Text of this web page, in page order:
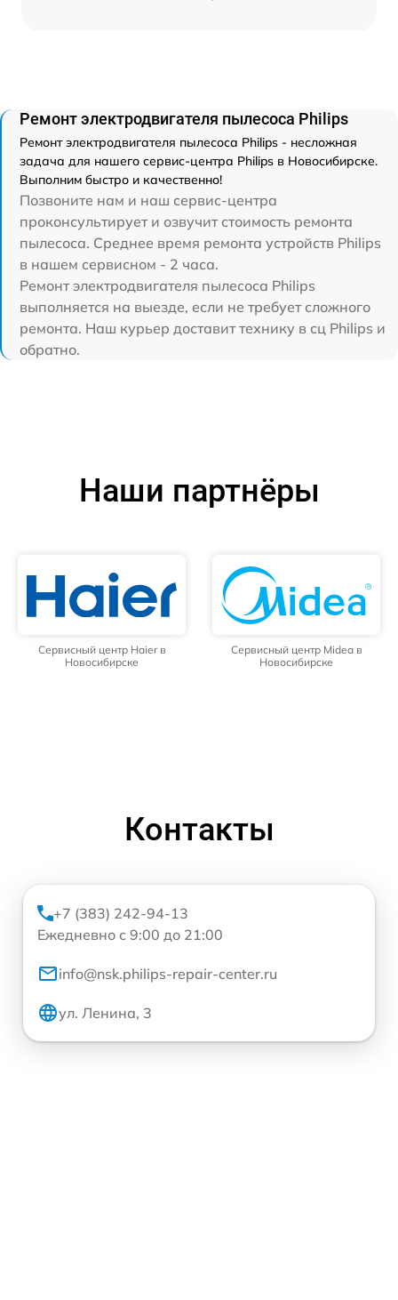
Ремонт электродвигателя пылесоса Philips
Ремонт электродвигателя пылесоса Philips - несложная
задача для нашего сервис-центра Philips в Новосибирске.
Выполним быстро и качественно!
Позвоните нам и наш сервис-центра
проконсультирует и озвучит стоимость ремонта
пылесоса. Среднее время ремонта устройств Philips
в нашем сервисном - 2 часа.
Ремонт электродвигателя пылесоса Philips
выполняется на выезде, если не требует сложного
ремонта. Наш курьер доставит технику в сц Philips и
обратно.
Наши партнёры
Сервисный центр Haier в
Новосибирске
Сервисный центр Midea в
Новосибирске
Контакты
+7 (383) 242-94-13
Ежедневно с 9:00 до 21:00
info@nsk.philips-repair-center.ru
ул. Ленина, 3